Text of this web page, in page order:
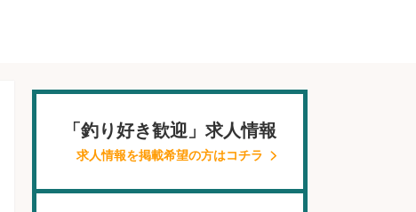
「釣り好き歓迎」求人情報
求人情報を掲載希望の方はコチラ